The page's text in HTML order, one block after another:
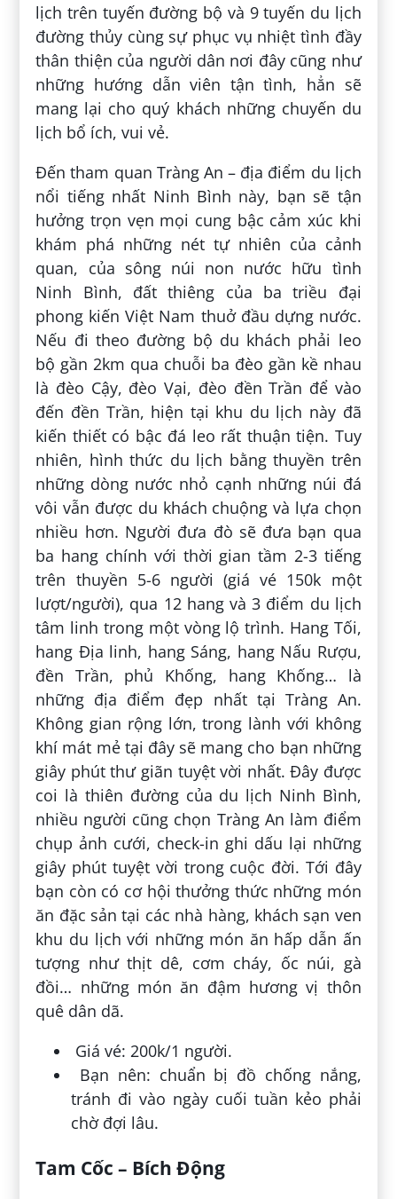
lịch trên tuyến đường bộ và 9 tuyến du lịch
đường thủy cùng sự phục vụ nhiệt tình đầy
thân thiện của người dân nơi đây cũng như
những hướng dẫn viên tận tình, hẳn sẽ
mang lại cho quý khách những chuyến du
lịch bổ ích, vui vẻ.
Đến tham quan Tràng An – địa điểm du lịch
nổi tiếng nhất Ninh Bình này, bạn sẽ tận
hưởng trọn vẹn mọi cung bậc cảm xúc khi
khám phá những nét tự nhiên của cảnh
quan, của sông núi non nước hữu tình
Ninh Bình, đất thiêng của ba triều đại
phong kiến Việt Nam thuở đầu dựng nước.
Nếu đi theo đường bộ du khách phải leo
bộ gần 2km qua chuỗi ba đèo gần kề nhau
là đèo Cậy, đèo Vại, đèo đền Trần để vào
đến đền Trần, hiện tại khu du lịch này đã
kiến thiết có bậc đá leo rất thuận tiện. Tuy
nhiên, hình thức du lịch bằng thuyền trên
những dòng nước nhỏ cạnh những núi đá
vôi vẫn được du khách chuộng và lựa chọn
nhiều hơn. Người đưa đò sẽ đưa bạn qua
ba hang chính với thời gian tầm 2-3 tiếng
trên thuyền 5-6 người (giá vé 150k một
lượt/người), qua 12 hang và 3 điểm du lịch
tâm linh trong một vòng lộ trình. Hang Tối,
hang Địa linh, hang Sáng, hang Nấu Rượu,
đền Trần, phủ Khống, hang Khống… là
những địa điểm đẹp nhất tại Tràng An.
Không gian rộng lớn, trong lành với không
khí mát mẻ tại đây sẽ mang cho bạn những
giây phút thư giãn tuyệt vời nhất. Đây được
coi là thiên đường của du lịch Ninh Bình,
nhiều người cũng chọn Tràng An làm điểm
chụp ảnh cưới, check-in ghi dấu lại những
giây phút tuyệt vời trong cuộc đời. Tới đây
bạn còn có cơ hội thưởng thức những món
ăn đặc sản tại các nhà hàng, khách sạn ven
khu du lịch với những món ăn hấp dẫn ấn
tượng như thịt dê, cơm cháy, ốc núi, gà
đồi… những món ăn đậm hương vị thôn
quê dân dã.
Giá vé: 200k/1 người.
Bạn nên: chuẩn bị đồ chống nắng,
tránh đi vào ngày cuối tuần kẻo phải
chờ đợi lâu.
Tam Cốc – Bích Động